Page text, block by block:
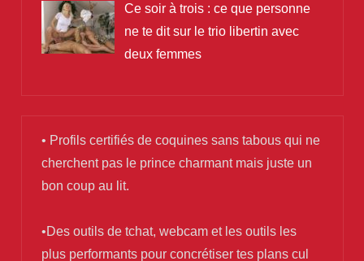
Ce soir à trois : ce que personne
ne te dit sur le trio libertin avec
deux femmes
• Profils certifiés de coquines sans tabous qui ne
cherchent pas le prince charmant mais juste un
bon coup au lit.
•Des outils de tchat, webcam et les outils les
plus performants pour concrétiser tes plans cul